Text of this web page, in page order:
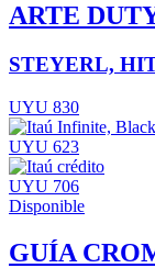
ARTE
STEYERL,
UYU 830
UYU 623
UYU 706
Disponible
GUÍA